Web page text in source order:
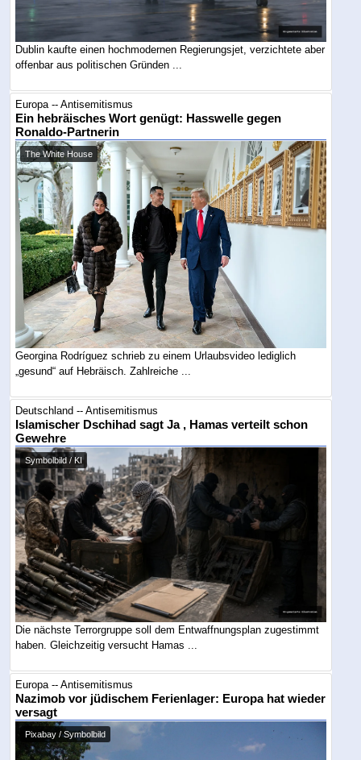
Dublin kaufte einen hochmodernen Regierungsjet, verzichtete aber
offenbar aus politischen Gründen ...
Europa -- Antisemitismus
Ein hebräisches Wort genügt: Hasswelle gegen
Ronaldo-Partnerin
The White House
Georgina Rodríguez schrieb zu einem Urlaubsvideo lediglich
„gesund“ auf Hebräisch. Zahlreiche ...
Deutschland -- Antisemitismus
Islamischer Dschihad sagt Ja , Hamas verteilt schon
Gewehre
Symbolbild / KI
Die nächste Terrorgruppe soll dem Entwaffnungsplan zugestimmt
haben. Gleichzeitig versucht Hamas ...
Europa -- Antisemitismus
Nazimob vor jüdischem Ferienlager: Europa hat wieder
versagt
Pixabay / Symbolbild